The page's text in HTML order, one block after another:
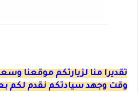
تقديرا منا لزيارتكم موقعنا
وقت وجهد سيادتكم نقدم لكم